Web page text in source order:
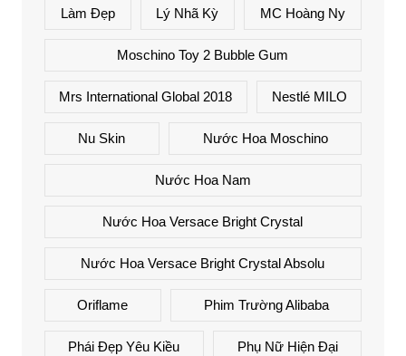
Làm Đẹp Lý Nhã Kỳ MC Hoàng Ny
Moschino Toy 2 Bubble Gum
Mrs International Global 2018 Nestlé MILO
Nu Skin Nước Hoa Moschino
Nước Hoa Nam
Nước Hoa Versace Bright Crystal
Nước Hoa Versace Bright Crystal Absolu
Oriflame Phim Trường Alibaba
Phái Đẹp Yêu Kiều Phụ Nữ Hiện Đại